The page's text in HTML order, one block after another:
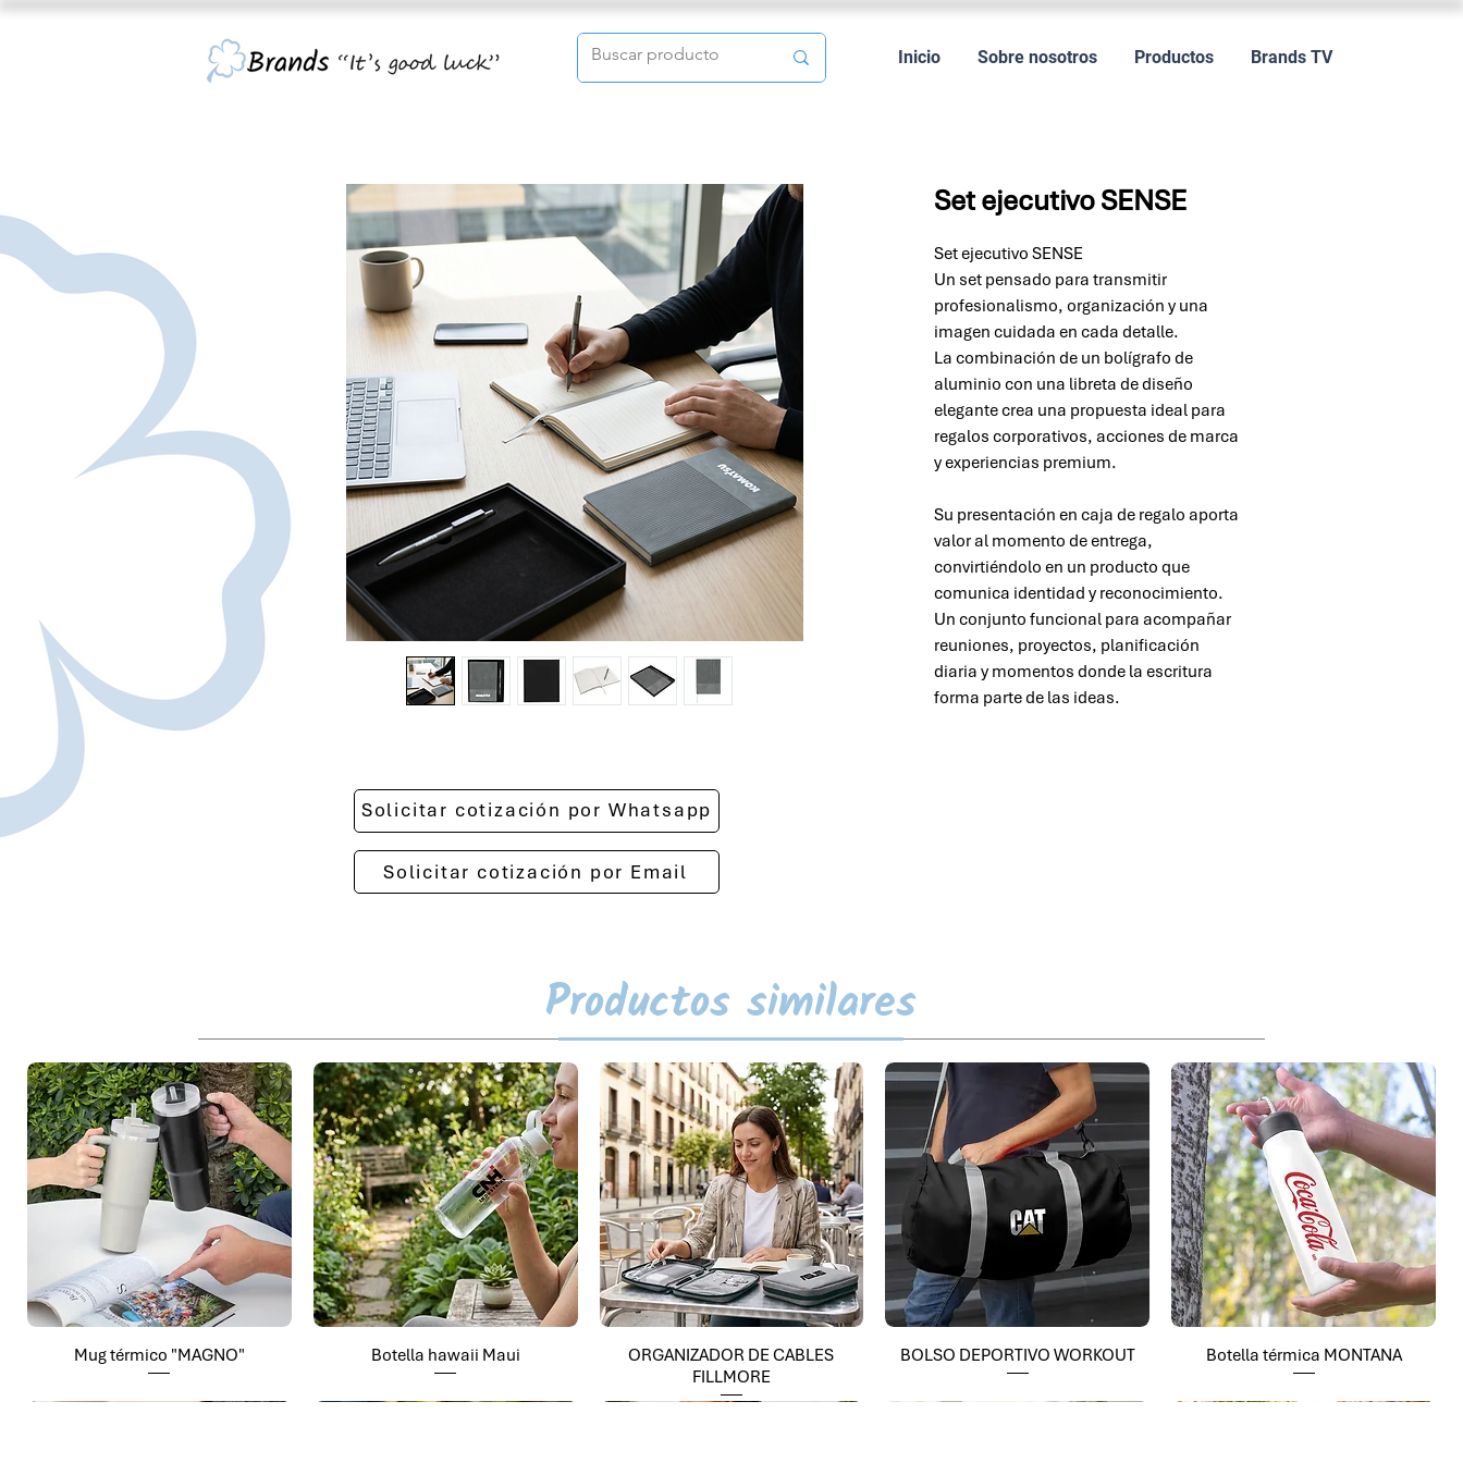
Inicio Sobre nosotros Productos Brands TV
Set ejecutivo SENSE
Set ejecutivo SENSE
Un set pensado para transmitir
profesionalismo, organización y una
imagen cuidada en cada detalle.
La combinación de un bolígrafo de
aluminio con una libreta de diseño
elegante crea una propuesta ideal para
regalos corporativos, acciones de marca
y experiencias premium.
Su presentación en caja de regalo aporta
valor al momento de entrega,
convirtiéndolo en un producto que
comunica identidad y reconocimiento.
Un conjunto funcional para acompañar
reuniones, proyectos, planificación
diaria y momentos donde la escritura
forma parte de las ideas.
Solicitar cotización por Whatsapp
Solicitar cotización por Email
Productos similares
Mug térmico "MAGNO" Botella hawaii Maui
ORGANIZADOR DE CABLES
FILLMORE
BOLSO DEPORTIVO WORKOUT Botella térmica MONTANA